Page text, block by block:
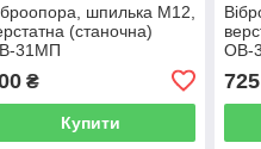
шпилька М12,
(станочна)
31МП
₴
Купити
ОВ-
725